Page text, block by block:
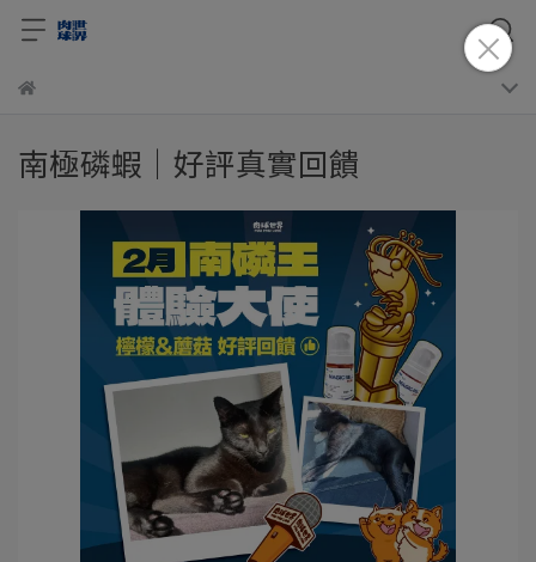
南極磷蝦│好評真實回饋